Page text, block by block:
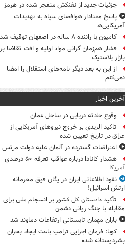
جزئیات جدید از نفتکش منفجر شده در هرمز
پاسخ معنادار هوافضای سپاه به تهدیدات
آمریکایی‌ها
کامیون با راننده ۸ ساله در اصفهان توقیف شد
فشار هم‌زمان گرانی مواد اولیه و افت تقاضا بر
بازار پلاستیک
از این به بعد دیگر نامه‌های استقلال را امضا
نمی‌کنم
آخرین اخبار
وقوع حادثه دریایی در ساحل عمان
تاکید الزیدی بر خروج نیروهای آمریکایی از
عراق در تاریخ تعیین شده
اعتراضات گسترده در آلمان علیه دولت مرتس
هشدار کانادا درباره عواقب تعرفه ۵۰ درصدی
آمریکا
نفوذ اطلاعاتی ایران در یگان فوق محرمانه
ارتش اسرائیل!
تأکید دادستان کل کشور بر انسجام ملی برای
مقابله با جنگ روانی دشمن
باران مهمان تابستانی ارتفاعات دماوند شد
کوبا: فرمان اجرایی ترامپ باعث ایجاد بحران
بشردوستانه شده